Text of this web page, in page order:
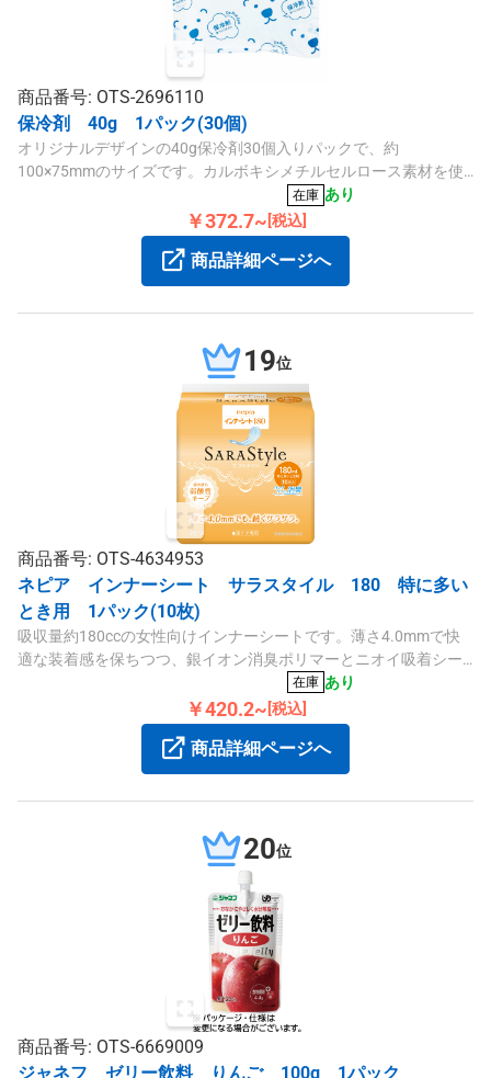
商品番号: OTS-2696110
保冷剤 40g 1パック(30個)
オリジナルデザインの40g保冷剤30個入りパックで、約
100×75mmのサイズです。カルボキシメチルセルロース素材を使
在庫 あり
￥372.7~ [税込]
商品詳細ページへ
19位
商品番号: OTS-4634953
ネピア インナーシート サラスタイル 180 特に多い
とき用 1パック(10枚)
吸収量約180ccの女性向けインナーシートです。薄さ4.0mmで快
適な装着感を保ちつつ、銀イオン消臭ポリマーとニオイ吸着シー
在庫 あり
￥420.2~ [税込]
商品詳細ページへ
20位
商品番号: OTS-6669009
ジャネフ ゼリー飲料 りんご 100g 1パック